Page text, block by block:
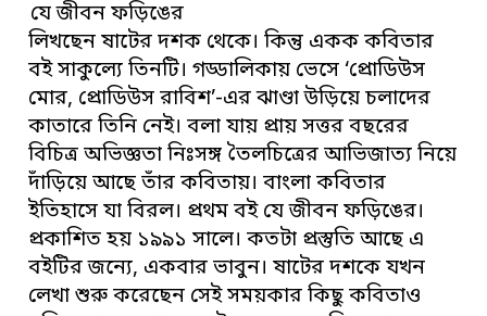
যে জীবন ফড়িঙের
লিখছেন ষাটের দশক থেকে। কিন্তু একক কবিতার
বই সাকুল্যে তিনটি। গড্ডালিকায় ভেসে ‘প্রোডিউস
মোর, প্রোডিউস রাবিশ’-এর ঝাণ্ডা উড়িয়ে চলাদের
কাতারে তিনি নেই। বলা যায় প্রায় সত্তর বছরের
বিচিত্র অভিজ্ঞতা নিঃসঙ্গ তৈলচিত্রের আভিজাত্য নিয়ে
দাঁড়িয়ে আছে তাঁর কবিতায়। বাংলা কবিতার
ইতিহাসে যা বিরল। প্রথম বই যে জীবন ফড়িঙের।
প্রকাশিত হয় ১৯৯১ সালে। কতটা প্রস্তুতি আছে এ
বইটির জন্যে, একবার ভাবুন। ষাটের দশকে যখন
লেখা শুরু করেছেন সেই সময়কার কিছু কবিতাও